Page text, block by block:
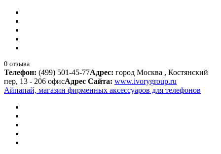
0 отзыва
Телефон: (499) 501-45-77Адрес: город Москва , Костянский
пер, 13 - 206 офисАдрес Сайта: www.ivorygroup.ru
Айпапай, магазин фирменных аксессуаров для телефонов